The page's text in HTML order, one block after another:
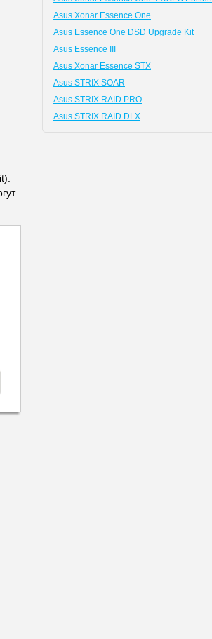
Asus Xonar Essence One
Asus Essence One DSD Upgrade Kit
Asus Essence III
Asus Xonar Essence STX
Asus STRIX SOAR
Asus STRIX RAID PRO
Asus STRIX RAID DLX